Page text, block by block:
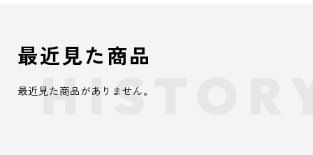
最近見た商品
最近見た商品がありません。